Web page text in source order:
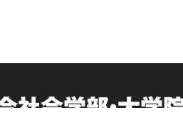
社会学部・大学